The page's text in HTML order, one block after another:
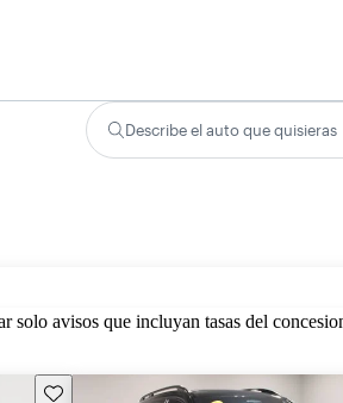
Describe el auto que quisieras
solo avisos que incluyan tasas del
Guarda este Aviso